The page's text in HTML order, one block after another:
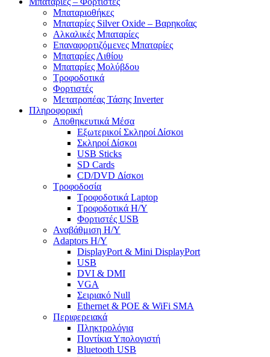
Μπαταριοθήκες
Μπαταρίες Silver Oxide – Βαρηκοΐας
Αλκαλικές Μπαταρίες
Επαναφορτιζόμενες Μπαταρίες
Μπαταρίες Λιθίου
Μπαταρίες Μολύβδου
Τροφοδοτικά
Φορτιστές
Μετατροπέας Τάσης Inverter
Πληροφορική
Αποθηκευτικά Μέσα
Εξωτερικοί Σκληροί Δίσκοι
Σκληροί Δίσκοι
USB Sticks
SD Cards
CD/DVD Δίσκοι
Τροφοδοσία
Τροφοδοτικά Laptop
Τροφοδοτικά Η/Υ
Φορτιστές USB
Αναβάθμιση Η/Υ
Adaptors Η/Υ
DisplayPort & Mini DisplayPort
USB
DVI & DMI
VGA
Σειριακό Null
Ethernet & POE & WiFi SMA
Περιφερειακά
Πληκτρολόγια
Ποντίκια Υπολογιστή
Bluetooth USB